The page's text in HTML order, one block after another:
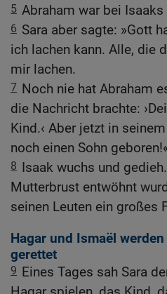
5 Abraham war bei
6 Sara aber sagte: »Gott
ich lachen kann. Alle, die
mir lachen.
7 Noch nie hat Abraham
die Nachricht brachte:
Kind.‹ Aber jetzt in
noch einen Sohn
8 Isaak wuchs und
Mutterbrust entwöhnt
seinen Leuten ein großes
Hagar und Ismaël
gerettet
9 Eines Tages sah Sara